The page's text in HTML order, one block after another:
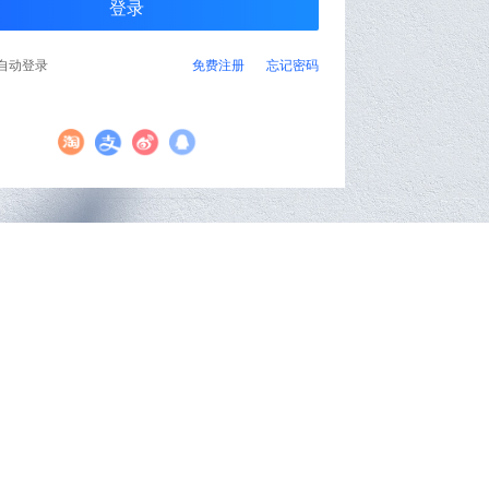
忘记密码
免费注册
动登录